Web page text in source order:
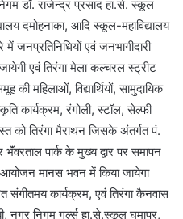
डॉं. राजेन्द्र प्रसाद हा.से. स्कूल
दमोहनाका, आदि स्कूल-महाविद्यालय
एवं जनभागीदारी
एवं तिरंगा मेला कल्चरल स्ट्रीट
की महिलाओं, विद्यार्थियों, सामुदायिक
कार्यक्रम, रंगोली, स्टॉल, सेल्फी
को तिरंगा मैराथन जिसके अंतर्गत पं.
पार्क के मुख्य द्वार पर समापन
आयोजन मानस भवन में किया जायेगा
संगीतमय कार्यक्रम, एवं तिरंगा कैनवास
नगर निगम गर्ल्स हा.से.स्कूल घमापुर,